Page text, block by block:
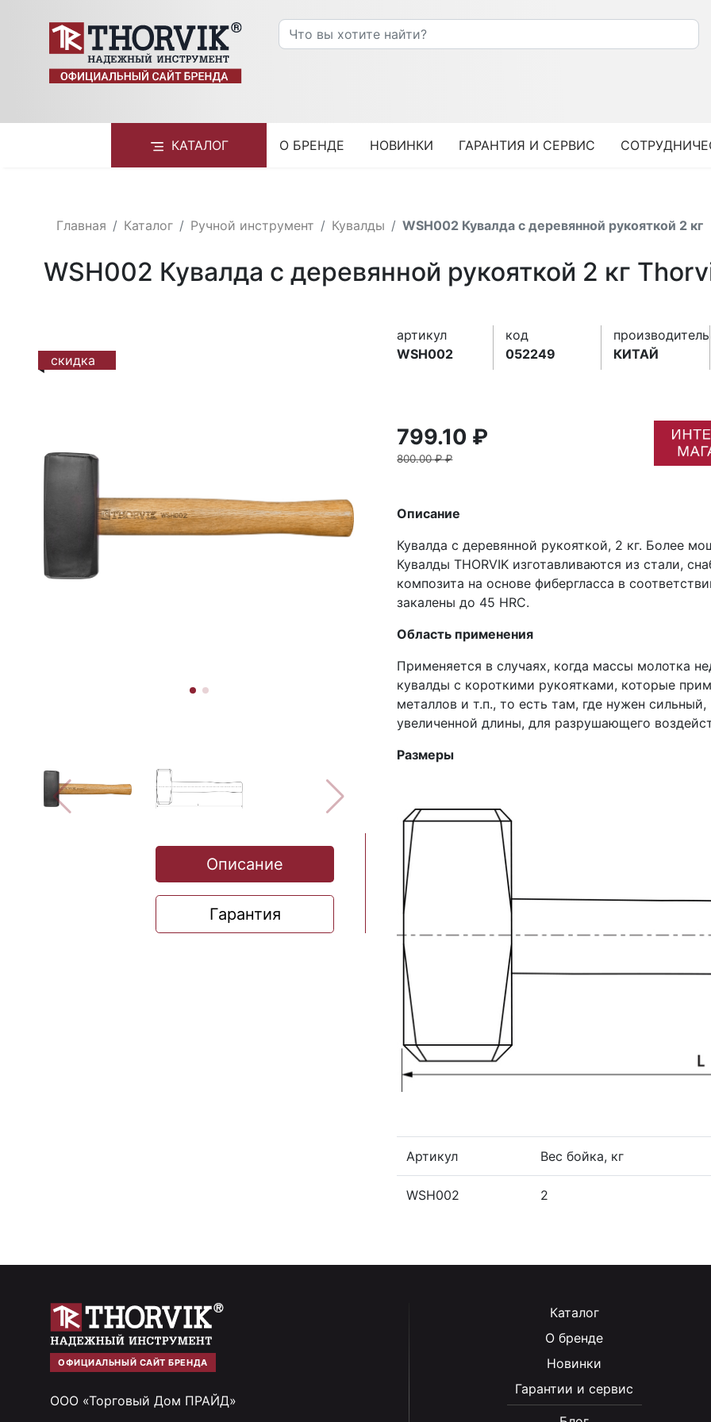
КАТАЛОГ О БРЕНДЕ НОВИНКИ ГАРАНТИЯ И СЕРВИС
Главная Каталог Ручной инструмент Кувалды WSH002 Кувалда с деревянной рукояткой 2 кг
WSH002 Кувалда с деревянной рукояткой 2 кг
скидка
Описание
Гарантия
артикул
WSH002
код
052249
производитель
КИТАЙ
799.10 ₽
800.00 ₽ ₽
Описание
Кувалда с деревянной рукояткой, 2 кг. Более
Кувалды THORVIK изготавливаются из стали,
композита на основе фибергласса в
закалены до 45 HRC.
Область применения
Применяется в случаях, когда массы молотка
кувалды с короткими рукоятками, которые
металлов и т.п., то есть там, где нужен
увеличенной длины, для разрушающего
Размеры
Артикул Вес бойка, кг
WSH002 2
ОФИЦИАЛЬНЫЙ САЙТ БРЕНДА
ООО «Торговый Дом ПРАЙД»
Каталог
О бренде
Новинки
Гарантии и сервис